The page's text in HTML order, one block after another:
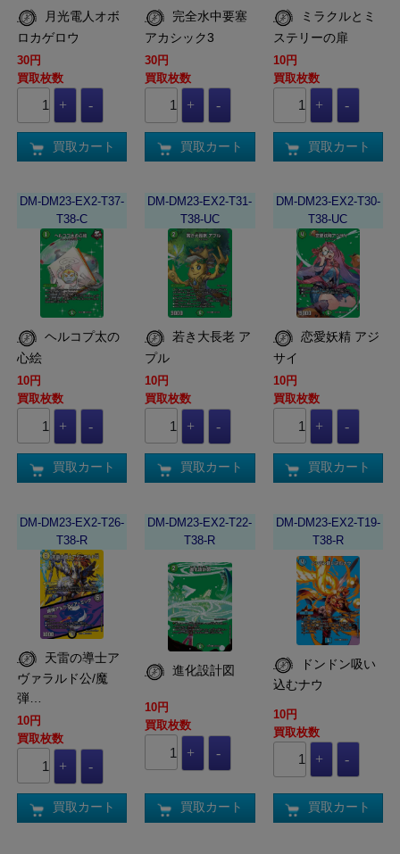
ロカゲロウ
30円
買取枚数
買取カート
アカシック3
30円
買取枚数
買取カート
ステリーの扉
10円
買取枚数
買取カート
DM-DM23-EX2-T37-
T38-C
心絵
10円
買取枚数
買取カート
DM-DM23-EX2-T31-
T38-UC
若き大長老 ア
プル
10円
買取枚数
買取カート
DM-DM23-EX2-T30-
T38-UC
サイ
10円
買取枚数
買取カート
DM-DM23-EX2-T26-
T38-R
ヴァラルド公/魔
弾…
10円
買取枚数
買取カート
DM-DM23-EX2-T22-
T38-R
進化設計図
10円
買取枚数
買取カート
DM-DM23-EX2-T19-
T38-R
込むナウ
10円
買取枚数
買取カート